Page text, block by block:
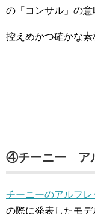
の「コンサル」の意
控えめかつ確かな素
④チーニー ア
チーニーのアルフレ
の際に発表したモデ